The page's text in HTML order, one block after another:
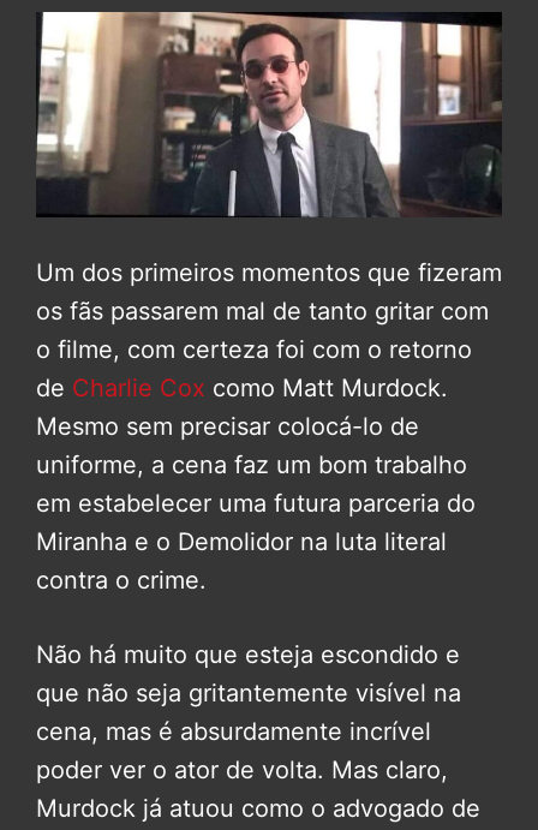
Um dos primeiros momentos que fizeram
os fãs passarem mal de tanto gritar com
o filme, com certeza foi com o retorno
de Charlie Cox como Matt Murdock.
Mesmo sem precisar colocá-lo de
uniforme, a cena faz um bom trabalho
em estabelecer uma futura parceria do
Miranha e o Demolidor na luta literal
contra o crime.
Não há muito que esteja escondido e
que não seja gritantemente visível na
cena, mas é absurdamente incrível
poder ver o ator de volta. Mas claro,
Murdock já atuou como o advogado de